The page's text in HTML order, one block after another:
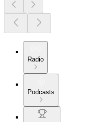
Radio
Podcasts